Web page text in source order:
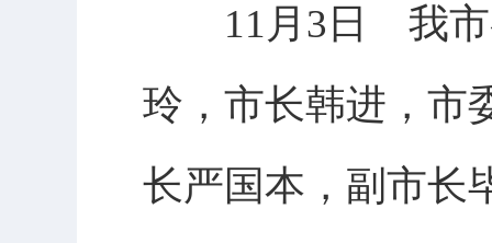
11月3日 我市召
玲，市长韩进，市
长严国本，副市长